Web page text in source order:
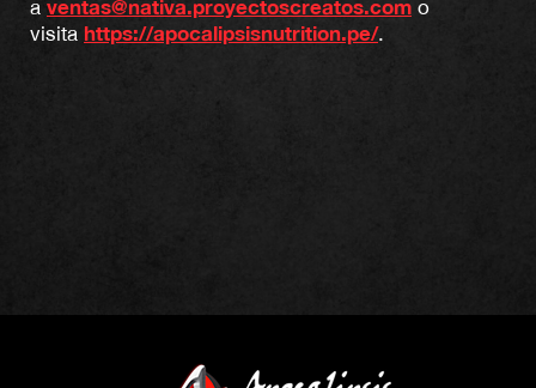
a ventas@nativa.proyectoscreatos.com o
visita https://apocalipsisnutrition.pe/.